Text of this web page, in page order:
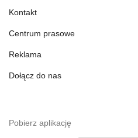
Kontakt
Centrum prasowe
Reklama
Dołącz do nas
Pobierz aplikację